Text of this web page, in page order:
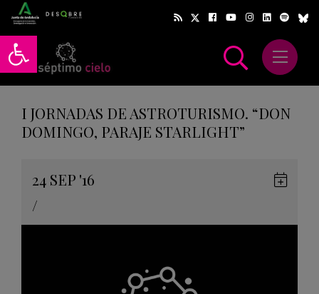
Abrir barra de herramientas
Abrir
I JORNADAS DE ASTROTURISMO. “DON
DOMINGO, PARAJE STARLIGHT”
24 SEP '16
/